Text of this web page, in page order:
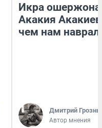
Икра
Акакия
чем нам
Дмитрий
Автор мнения